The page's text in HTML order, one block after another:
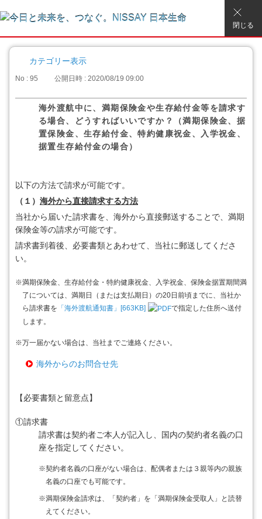
閉じる
カテゴリー表示
No : 95 公開日時 : 2020/08/19 09:00
海外渡航中に、満期保険金や生存給付金等を請求す
る場合、どうすればいいですか？（満期保険金、据
置保険金、生存給付金、特約健康祝金、入学祝金、
据置生存給付金の場合）
以下の方法で請求が可能です。
（１） 海外から直接請求する方法
当社から届いた請求書を、海外から直接郵送することで、満期
保険金等の請求が可能です。
請求書到着後、必要書類とあわせて、当社に郵送してくださ
い。
※満期保険金、生存給付金・特約健康祝金、入学祝金、保険金据置期間満
了については、満期日（または支払期日）の20日前頃までに、当社か
ら請求書を 「海外渡航通知書」[663KB]
で指定した住所へ送付
します。
※万一届かない場合は、当社までご連絡ください。
海外からのお問合せ先
【必要書類と留意点】
①請求書
請求書は契約者ご本人が記入し、国内の契約者名義の口
座を指定してください。
※契約者名義の口座がない場合は、配偶者または３親等内の親族
名義の口座でも可能です。
※満期保険金請求は、「契約者」を「満期保険金受取人」と読替
えてください。